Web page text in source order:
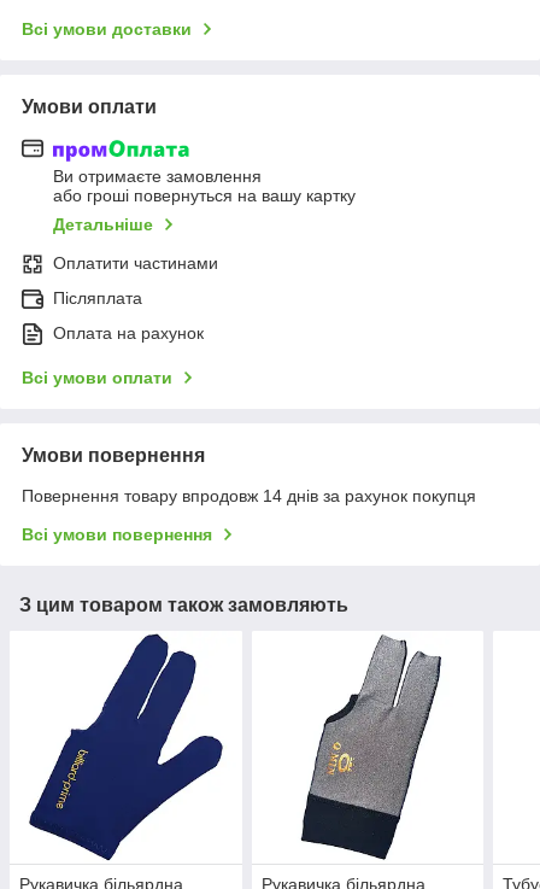
Всі умови доставки
Умови оплати
Ви отримаєте замовлення
або гроші повернуться на вашу картку
Детальніше
Оплатити частинами
Післяплата
Оплата на рахунок
Всі умови оплати
Умови повернення
Повернення товару впродовж 14 днів за рахунок покупця
Всі умови повернення
З цим товаром також замовляють
Рукавичка більярдна
Рукавичка більярдна